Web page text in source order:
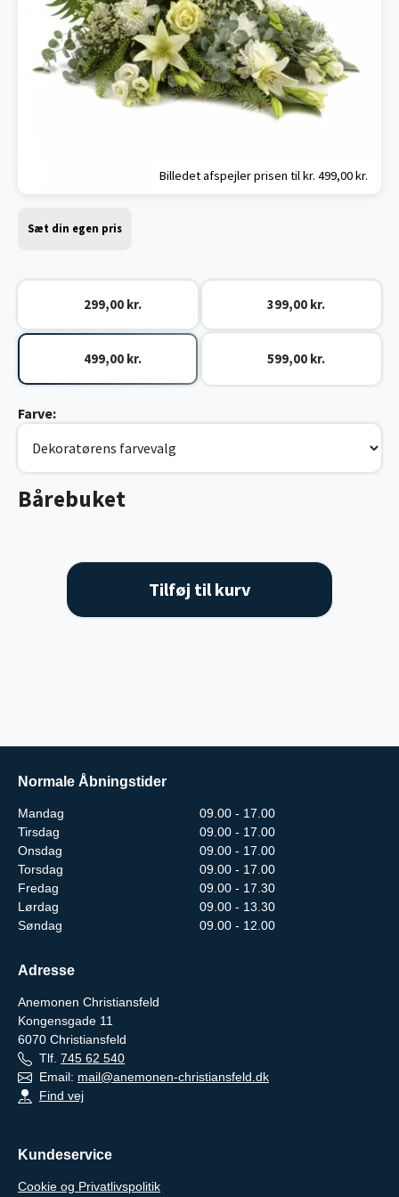
Billedet afspejler prisen til kr. 499,00 kr.
Bårebuket
Sæt din egen pris
299,00 kr. 399,00 kr.
499,00 kr. 599,00 kr.
Farve:
Tilføj til kurv
Normale Åbningstider
Mandag
09.00 - 17.00
Tirsdag
09.00 - 17.00
Onsdag
09.00 - 17.00
Torsdag
09.00 - 17.00
Fredag
09.00 - 17.30
Lørdag
09.00 - 13.30
Søndag
09.00 - 12.00
Adresse
Anemonen Christiansfeld
Kongensgade 11
6070 Christiansfeld
Tlf. 745 62 540
Email: mail@anemonen-christiansfeld.dk
Find vej
Kundeservice
Cookie og Privatlivspolitik